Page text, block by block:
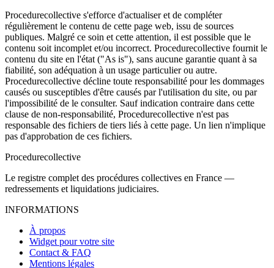
Procedurecollective s'efforce d'actualiser et de compléter
régulièrement le contenu de cette page web, issu de sources
publiques. Malgré ce soin et cette attention, il est possible que le
contenu soit incomplet et/ou incorrect. Procedurecollective fournit le
contenu du site en l'état ("As is"), sans aucune garantie quant à sa
fiabilité, son adéquation à un usage particulier ou autre.
Procedurecollective décline toute responsabilité pour les dommages
causés ou susceptibles d'être causés par l'utilisation du site, ou par
l'impossibilité de le consulter. Sauf indication contraire dans cette
clause de non-responsabilité, Procedurecollective n'est pas
responsable des fichiers de tiers liés à cette page. Un lien n'implique
pas d'approbation de ces fichiers.
Procedurecollective
Le registre complet des procédures collectives en France —
redressements et liquidations judiciaires.
INFORMATIONS
À propos
Widget pour votre site
Contact & FAQ
Mentions légales